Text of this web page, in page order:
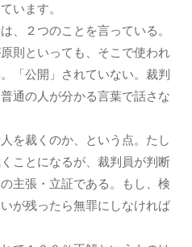
います。
、２つのことを言っている。
則といっても、そこで使われ
「公開」されていない。裁判
通の人が分かる言葉で話さな
を裁くのか、という点。たし
ことになるが、裁判員が判断
主張・立証である。もし、検
が残ったら無罪にしなければ